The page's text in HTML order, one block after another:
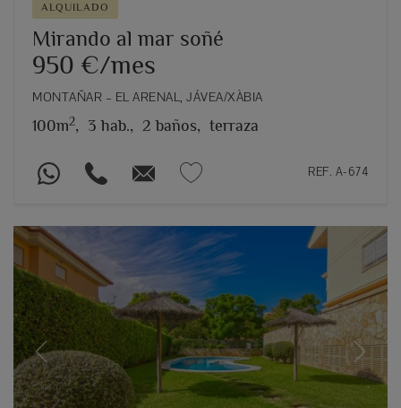
ALQUILADO
Mirando al mar soñé
950 €/mes
MONTAÑAR – EL ARENAL, JÁVEA/XÀBIA
100m2, 3 hab., 2 baños, terraza
REF. A-674
Previous Next